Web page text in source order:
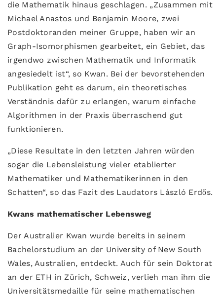
die Mathematik hinaus geschlagen. „Zusammen mit
Michael Anastos und Benjamin Moore, zwei
Postdoktoranden meiner Gruppe, haben wir an
Graph-Isomorphismen gearbeitet, ein Gebiet, das
irgendwo zwischen Mathematik und Informatik
angesiedelt ist“, so Kwan. Bei der bevorstehenden
Publikation geht es darum, ein theoretisches
Verständnis dafür zu erlangen, warum einfache
Algorithmen in der Praxis überraschend gut
funktionieren.
„Diese Resultate in den letzten Jahren würden
sogar die Lebensleistung vieler etablierter
Mathematiker und Mathematikerinnen in den
Schatten“, so das Fazit des Laudators László Erdős.
Kwans mathematischer Lebensweg
Der Australier Kwan wurde bereits in seinem
Bachelorstudium an der University of New South
Wales, Australien, entdeckt. Auch für sein Doktorat
an der ETH in Zürich, Schweiz, verlieh man ihm die
Universitätsmedaille für seine mathematischen